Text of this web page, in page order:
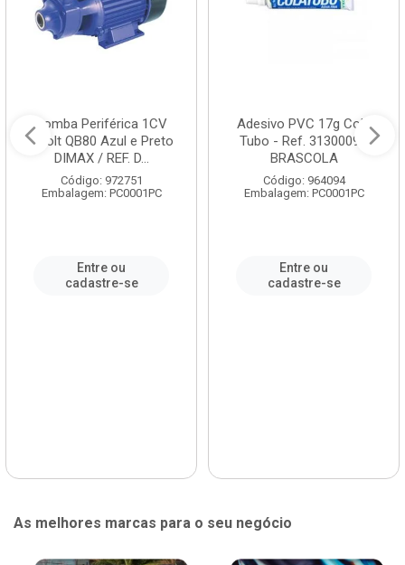
Bomba Periférica 1CV
Bivolt QB80 Azul e Preto
DIMAX / REF. D...
Código: 972751
Embalagem: PC0001PC
Entre ou
cadastre-se
Adesivo PVC 17g Cola
Tubo - Ref. 3130009 -
BRASCOLA
Código: 964094
Embalagem: PC0001PC
Entre ou
cadastre-se
As melhores marcas para o seu negócio